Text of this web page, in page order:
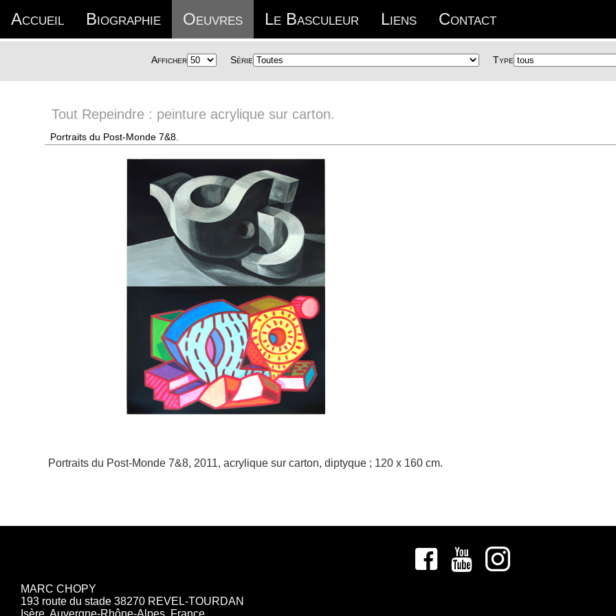
Accueil Biographie Oeuvres Le Basculeur Liens Contact
Afficher Série Type
Tout Repeindre : peinture acrylique sur carton.
Portraits du Post-Monde 7&8.
Portraits du Post-Monde 7&8, 2011, acrylique sur carton, diptyque ; 120 x 160 cm.
MARC CHOPY
193 route du stade 38270 REVEL-TOURDAN
Isère, Auvergne-Rhône-Alpes, France